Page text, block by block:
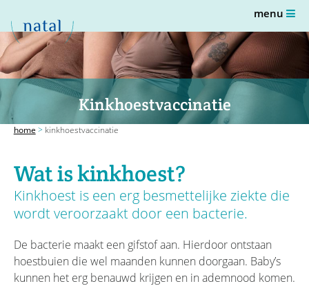
Kinkhoestvaccinatie
menu
home > kinkhoestvaccinatie
Wat is kinkhoest?
Kinkhoest is een erg besmettelijke ziekte die
wordt veroorzaakt door een bacterie.
De bacterie maakt een gifstof aan. Hierdoor ontstaan
hoestbuien die wel maanden kunnen doorgaan. Baby’s
kunnen het erg benauwd krijgen en in ademnood komen.